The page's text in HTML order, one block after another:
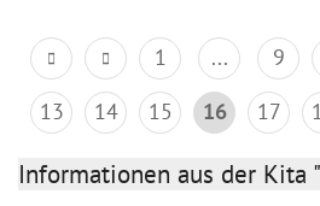
1 ... 9
13
14 15 16 17
Informationen aus der Kita